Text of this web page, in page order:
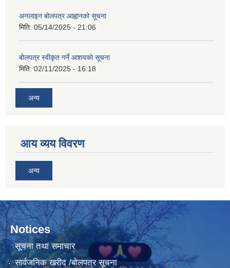
अनलाइन बोलपत्र आह्वानको सूचना
मिति: 05/14/2025 - 21:06
बोलपत्र स्वीकृत गर्ने आशयकाे सूचना
मिति: 02/11/2025 - 16:18
अन्य
आय व्यय विवरण
अन्य
Notices
सूचना तथा समाचार
सार्वजनिक खरीद /बोलपत्र सूचना